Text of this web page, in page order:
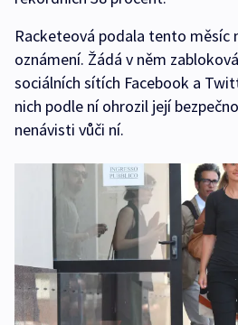
Racketeová podala tento měsíc
oznámení. Žádá v něm
sociálních sítích Facebook a
nich podle ní ohrozil její
nenávisti vůči ní.